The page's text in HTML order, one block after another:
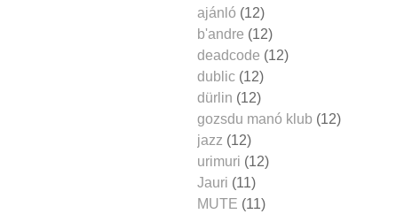
ajánló (12)
b'andre (12)
deadcode (12)
dublic (12)
dürlin (12)
gozsdu manó klub (12)
jazz (12)
urimuri (12)
Jauri (11)
MUTE (11)